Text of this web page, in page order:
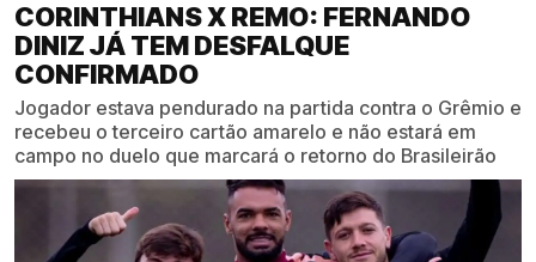
CORINTHIANS X REMO: FERNANDO
DINIZ JÁ TEM DESFALQUE
CONFIRMADO
Jogador estava pendurado na partida contra o Grêmio e
recebeu o terceiro cartão amarelo e não estará em
campo no duelo que marcará o retorno do Brasileirão